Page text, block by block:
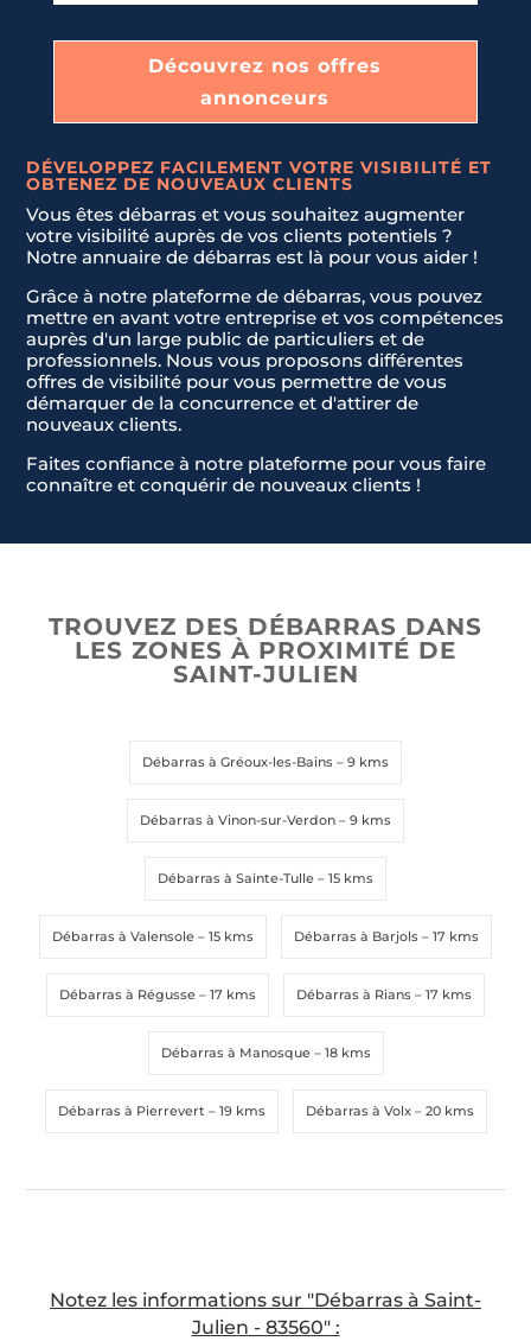
Découvrez nos offres
annonceurs
DÉVELOPPEZ FACILEMENT VOTRE VISIBILITÉ ET
OBTENEZ DE NOUVEAUX CLIENTS
Vous êtes débarras et vous souhaitez augmenter
votre visibilité auprès de vos clients potentiels ?
Notre annuaire de débarras est là pour vous aider !
Grâce à notre plateforme de débarras, vous pouvez
mettre en avant votre entreprise et vos compétences
auprès d'un large public de particuliers et de
professionnels. Nous vous proposons différentes
offres de visibilité pour vous permettre de vous
démarquer de la concurrence et d'attirer de
nouveaux clients.
Faites confiance à notre plateforme pour vous faire
connaître et conquérir de nouveaux clients !
TROUVEZ DES DÉBARRAS DANS
LES ZONES À PROXIMITÉ DE
SAINT-JULIEN
Débarras à Gréoux-les-Bains – 9 kms
Débarras à Vinon-sur-Verdon – 9 kms
Débarras à Sainte-Tulle – 15 kms
Débarras à Valensole – 15 kms Débarras à Barjols – 17 kms
Débarras à Régusse – 17 kms Débarras à Rians – 17 kms
Débarras à Manosque– 18 kms
Débarras à Pierrevert – 19 kms Débarras à Volx– 20 kms
Notez les informations sur "Débarras à Saint-
Julien - 83560" :
Nom & Prénom*
E-mail*
Téléphone*
U
n
i
t
d
e
s
Message*
Envoyer la demande
Nom & Prénom*
E-mail*
Téléphone*
U
n
i
t
d
e
s
Message*
Envoyer la demande